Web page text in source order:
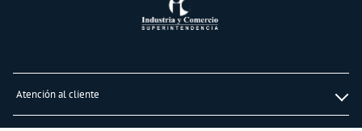
Atención al cliente